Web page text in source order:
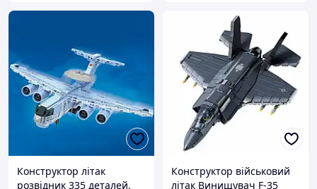
Конструктор літак
розвідник 335 деталей,
Конструктор військовий
літак Винищувач F-35